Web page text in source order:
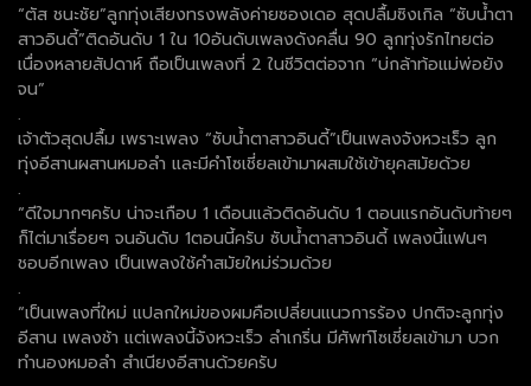
“ตัส ชนะชัย”ลูกทุ่งเสียงทรงพลังค่ายซองเดอ สุดปลื้มซิงเกิล “ซับน้ำตา
สาวอินดี้”ติดอันดับ 1 ใน 10อันดับเพลงดังคลื่น 90 ลูกทุ่งรักไทยต่อ
เนื่องหลายสัปดาห์ ถือเป็นเพลงที่ 2 ในชีวิตต่อจาก “บ่กล้าท้อแม่พ่อยัง
จน”
.
เจ้าตัวสุดปลื้ม เพราะเพลง “ซับน้ำตาสาวอินดี้”เป็นเพลงจังหวะเร็ว ลูก
ทุ่งอีสานผสานหมอลำ และมีคำโซเชี่ยลเข้ามาผสมใช้เข้ายุคสมัยด้วย
.
“ดีใจมากๆครับ น่าจะเกือบ 1 เดือนแล้วติดอันดับ 1 ตอนแรกอันดับท้ายๆ
ก็ไต่มาเรื่อยๆ จนอันดับ 1ตอนนี้ครับ ซับน้ำตาสาวอินดี้ เพลงนี้แฟนๆ
ชอบอีกเพลง เป็นเพลงใช้คำสมัยใหม่ร่วมด้วย
.
“เป็นเพลงที่ใหม่ แปลกใหม่ของผมคือเปลี่ยนแนวการร้อง ปกติจะลูกทุ่ง
อีสาน เพลงช้า แต่เพลงนี้จังหวะเร็ว ลำเกริ่น มีศัพท์โซเชี่ยลเข้ามา บวก
ทำนองหมอลำ สำเนียงอีสานด้วยครับ